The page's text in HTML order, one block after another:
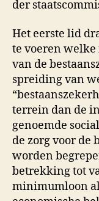
der
Het eerste lid
te voeren
van de
spreiding van
terrein dan de
genoemde
de zorg voor de
worden
betrekking tot
minimumloon